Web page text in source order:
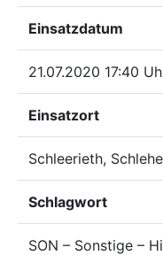
Einsatzdatum
21.07.2020 17:40
Einsatzort
Schleerieth,
Schlagwort
SON – Sonstige –